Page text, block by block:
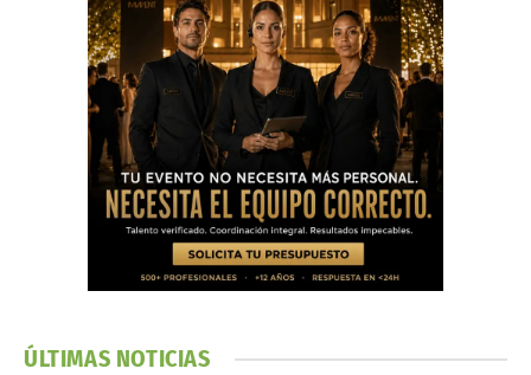
ÚLTIMAS NOTICIAS